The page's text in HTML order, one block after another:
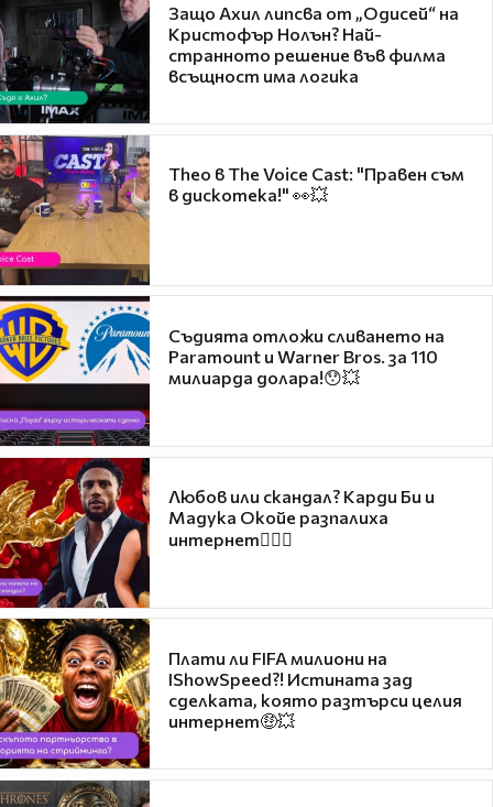
Защо Ахил липсва от „Одисей“ на
Кристофър Нолън? Най-
странното решение във филма
всъщност има логика
Theo в The Voice Cast: "Правен съм
в дискотека!" 👀💥
Съдията отложи сливането на
Paramount и Warner Bros. за 110
милиарда долара!😯💥
Любов или скандал? Карди Би и
Мадука Окойе разпалиха
интернет❤️‍🔥🔥
Плати ли FIFA милиони на
IShowSpeed?! Истината зад
сделката, която разтърси целия
интернет🤑💥